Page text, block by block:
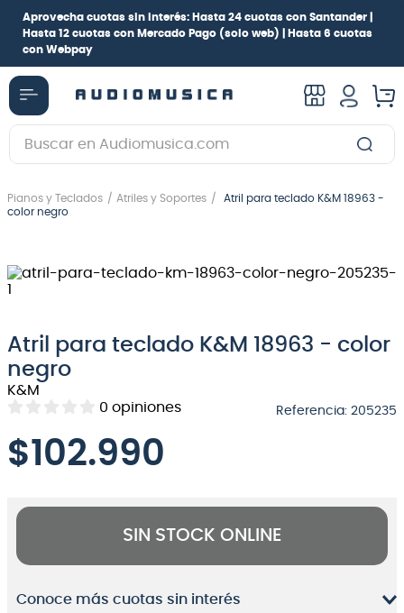
Aprovecha cuotas sin interés: Hasta 24 cuotas con Santander |
Hasta 12 cuotas con Mercado Pago (solo web) |
Hasta 6 cuotas
con Webpay
Buscar en Audiomusica.com
Pianos y Teclados Atriles y Soportes
Atril para teclado K&M 18963 -
color negro
Atril para teclado K&M 18963 - color
negro
K&M
0 opiniones Referencia: 205235
$102.990
SIN STOCK ONLINE
Conoce más cuotas sin interés
1.
guitarra electrica
3.
guitarra electroacústica
5.
amplificador
6.
teclado
7.
9 .
bateria